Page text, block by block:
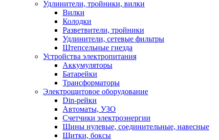
Удлинители, тройники, вилки
Вилки
Колодки
Разветвители, тройники
Удлинители, сетевые фильтры
Штепсельные гнезда
Устройства электропитания
Аккумуляторы
Батарейки
Трансформаторы
Электрощитовое оборудование
Din-рейки
Автоматы, УЗО
Счетчики электроэнергии
Шины нулевые, соединительные, навесные
Щитки, боксы